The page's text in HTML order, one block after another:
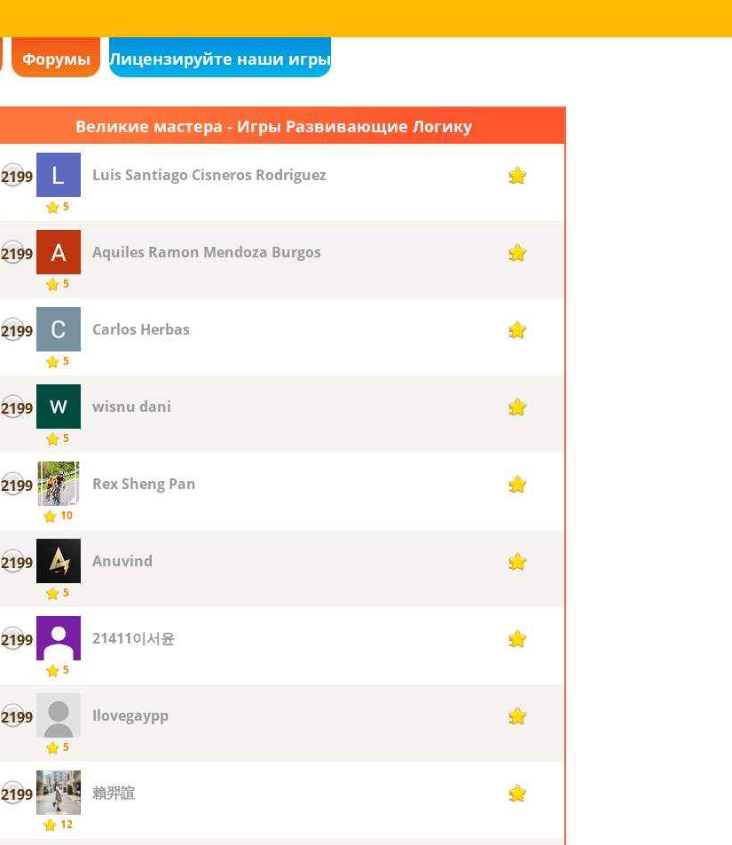
Форумы Лицензируйте наши игры
Великие мастера - Игры Развивающие Логику
2199
5
Luis Santiago Cisneros Rodriguez 5
2199
5
Aquiles Ramon Mendoza Burgos 5
2199
5
Carlos Herbas 5
2199
5
wisnu dani 5
2199
10
Rex Sheng Pan 5
2199
5
Anuvind 5
2199
5
21411이서윤 5
2199
5
Ilovegaypp 5
2199
12
賴羿諠 5